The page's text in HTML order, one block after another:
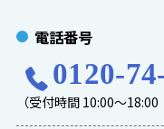
電話番号
0120-
（受付時間 10:00～